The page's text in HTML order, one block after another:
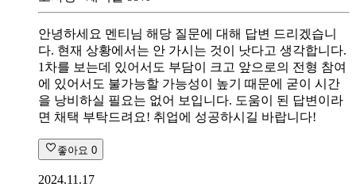
안녕하세요 멘티님 해당 질문에 대해 답변 드리겠습니
다. 현재 상황에서는 안 가시는 것이 낫다고 생각합니다.
1차를 보는데 있어서도 부담이 크고 앞으로의 전형 참여
에 있어서도 불가능할 가능성이 높기 때문에 굳이 시간
을 낭비하실 필요는 없어 보입니다. 도움이 된 답변이라
면 채택 부탁드려요! 취업에 성공하시길 바랍니다!
좋아요 0
2024.11.17